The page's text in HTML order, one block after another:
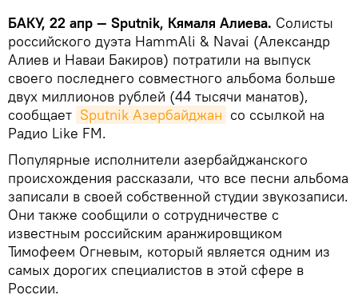
БАКУ, 22 апр — Sputnik, Кямаля Алиева. Солисты
российского дуэта HammAli & Navai (Александр
Алиев и Наваи Бакиров) потратили на выпуск
своего последнего совместного альбома больше
двух миллионов рублей (44 тысячи манатов),
сообщает Sputnik Азербайджан со ссылкой на
Радио Like FM.
Популярные исполнители азербайджанского
происхождения рассказали, что все песни альбома
записали в своей собственной студии звукозаписи.
Они также сообщили о сотрудничестве с
известным российским аранжировщиком
Тимофеем Огневым, который является одним из
самых дорогих специалистов в этой сфере в
России.